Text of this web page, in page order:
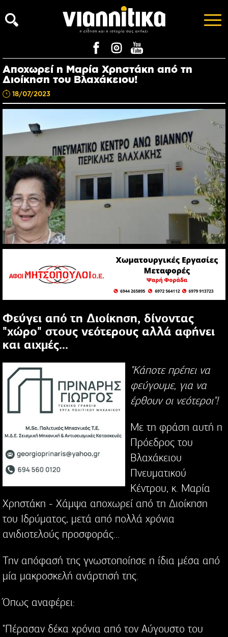
Αποχωρεί η Μαρία Χρηστάκη από τη
Διοίκηση του Βλαχάκειου!
18/07/2023
Φεύγει από τη Διοίκηση, δίνοντας
"χώρο" στους νεότερους αλλά αφήνει
και αιχμές...
"Κάποτε πρέπει να
φεύγουμε, για να
έρθουν οι νεότεροι"!
Με τη φράση αυτή η
Πρόεδρος του
Βλαχάκειου
Πνευματικού
Κέντρου, κ. Μαρία
Χρηστάκη - Χάμψα αποχωρεί από τη Διοίκηση
του Ιδρύματος, μετά από πολλά χρόνια
ανιδιοτελούς προσφοράς...
Την απόφασή της γνωστοποίησε η ίδια μέσα από
μία μακροσκελή ανάρτησή της.
Όπως αναφέρει:
"Πέρασαν δέκα χρόνια από τον Αύγουστο του